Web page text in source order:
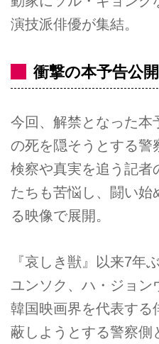
演技派俳優が集結。
衝撃の本予告公開
今回、解禁となった本
の死を隠そうとする警
検察や真実を追う記者
たちも苦悩し、闘い始
る映像で展開。
『哀しき獣』以来7年
ユンソク、ハ・ジョン
韓国映画界を代表する
蔽しようとする警察側